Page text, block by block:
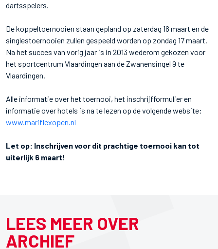
dartsspelers.
De koppeltoernooien staan gepland op zaterdag 16 maart en de
singlestoernooien zullen gespeeld worden op zondag 17 maart.
Na het succes van vorig jaar is in 2013 wederom gekozen voor
het sportcentrum Vlaardingen aan de Zwanensingel 9 te
Vlaardingen.
Alle informatie over het toernooi, het inschrijfformulier en
informatie over hotels is na te lezen op de volgende website:
www.mariflexopen.nl
Let op: Inschrijven voor dit prachtige toernooi kan tot
uiterlijk 6 maart!
LEES MEER OVER
ARCHIEF